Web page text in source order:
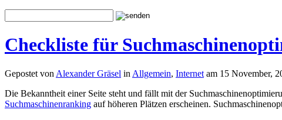
Checkliste für
Gepostet von Alexander Gräsel in Allgemein, Internet am 15 November,
Die Bekanntheit einer Seite steht und fällt mit der
Suchmaschinenranking auf höheren Plätzen erscheinen.